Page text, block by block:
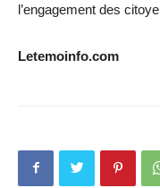
l’engagement des
Letemoinfo.com